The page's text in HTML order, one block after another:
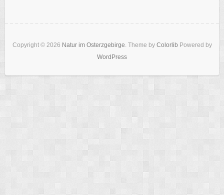
Copyright © 2026 Natur im Osterzgebirge. Theme by Colorlib Powered by
WordPress